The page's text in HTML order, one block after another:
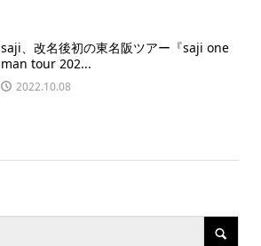
saji、改名後初の東名阪ツアー『saji one
man tour 202...
2022.10.08